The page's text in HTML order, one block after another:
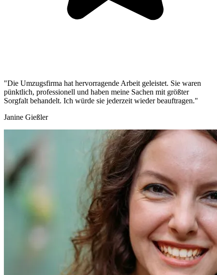
"Die Umzugsfirma hat hervorragende Arbeit geleistet. Sie waren
pünktlich, professionell und haben meine Sachen mit größter
Sorgfalt behandelt. Ich würde sie jederzeit wieder beauftragen."
Janine Gießler